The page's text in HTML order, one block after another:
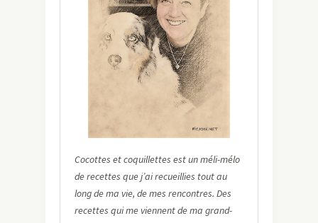
Cocottes et coquillettes est un méli-mélo
de recettes que j’ai recueillies tout au
long de ma vie, de mes rencontres. Des
recettes qui me viennent de ma grand-